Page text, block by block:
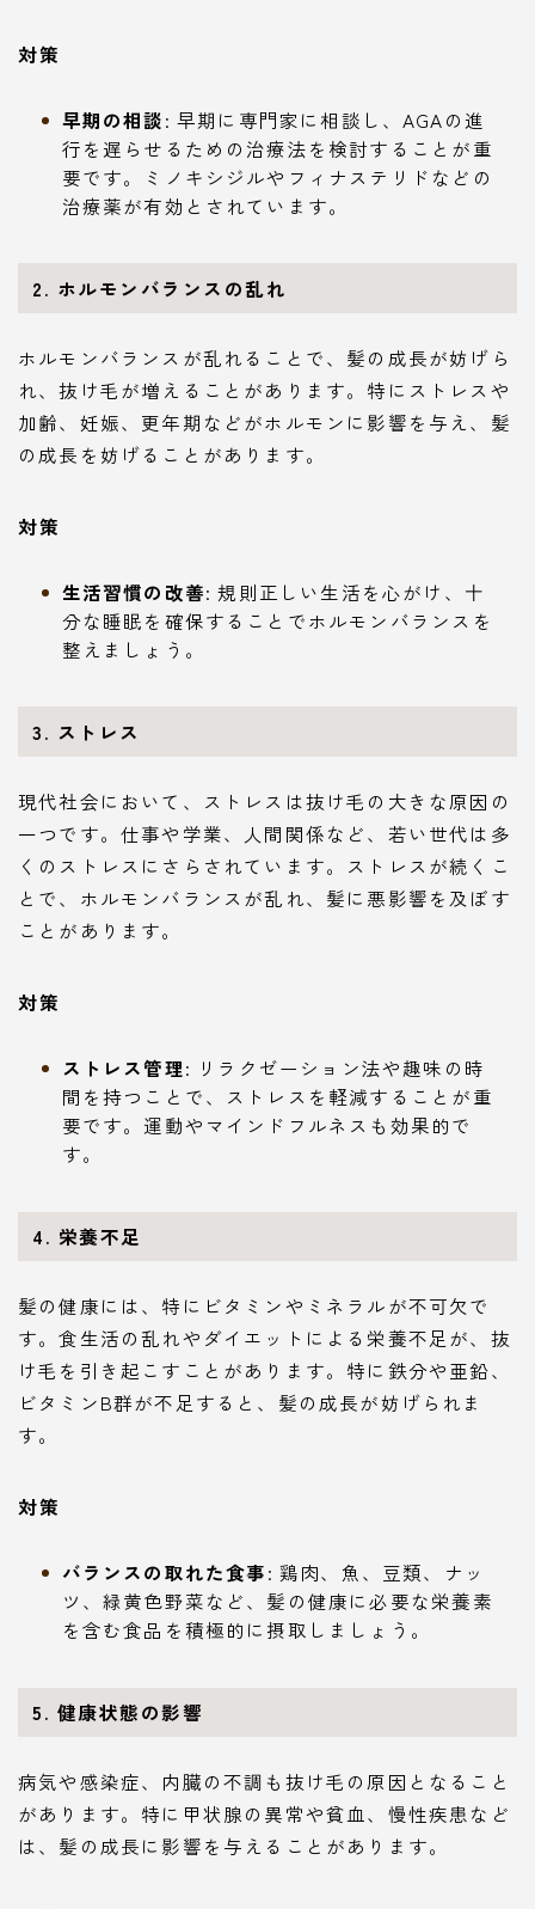
対策
早期の相談: 早期に専門家に相談し、AGAの進
行を遅らせるための治療法を検討することが重
要です。ミノキシジルやフィナステリドなどの
治療薬が有効とされています。
2. ホルモンバランスの乱れ
ホルモンバランスが乱れることで、髪の成長が妨げら
れ、抜け毛が増えることがあります。特にストレスや
加齢、妊娠、更年期などがホルモンに影響を与え、髪
の成長を妨げることがあります。
対策
生活習慣の改善: 規則正しい生活を心がけ、十
分な睡眠を確保することでホルモンバランスを
整えましょう。
3. ストレス
現代社会において、ストレスは抜け毛の大きな原因の
一つです。仕事や学業、人間関係など、若い世代は多
くのストレスにさらされています。ストレスが続くこ
とで、ホルモンバランスが乱れ、髪に悪影響を及ぼす
ことがあります。
対策
ストレス管理: リラクゼーション法や趣味の時
間を持つことで、ストレスを軽減することが重
要です。運動やマインドフルネスも効果的で
す。
4. 栄養不足
髪の健康には、特にビタミンやミネラルが不可欠で
す。食生活の乱れやダイエットによる栄養不足が、抜
け毛を引き起こすことがあります。特に鉄分や亜鉛、
ビタミンB群が不足すると、髪の成長が妨げられま
す。
対策
バランスの取れた食事: 鶏肉、魚、豆類、ナッ
ツ、緑黄色野菜など、髪の健康に必要な栄養素
を含む食品を積極的に摂取しましょう。
5. 健康状態の影響
病気や感染症、内臓の不調も抜け毛の原因となること
があります。特に甲状腺の異常や貧血、慢性疾患など
は、髪の成長に影響を与えることがあります。